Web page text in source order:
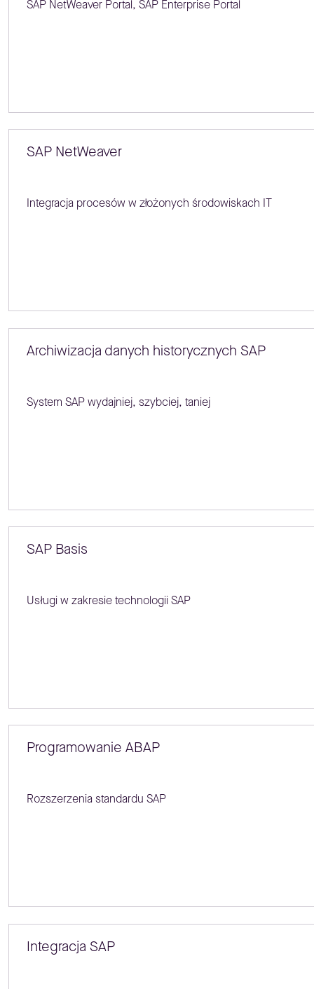
SAP NetWeaver Portal, SAP Enterprise Portal
SAP NetWeaver
Integracja procesów w złożonych środowiskach IT
Archiwizacja danych historycznych SAP
System SAP wydajniej, szybciej, taniej
SAP Basis
Usługi w zakresie technologii SAP
Programowanie ABAP
Rozszerzenia standardu SAP
Integracja SAP